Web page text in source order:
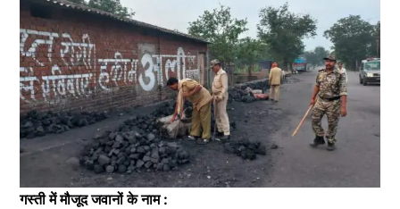
गस्ती में मौजूद जवानों के नाम :